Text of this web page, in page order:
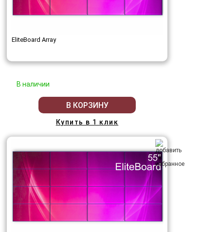
EliteBoard Array
В наличии
В КОРЗИНУ
Купить в 1 клик